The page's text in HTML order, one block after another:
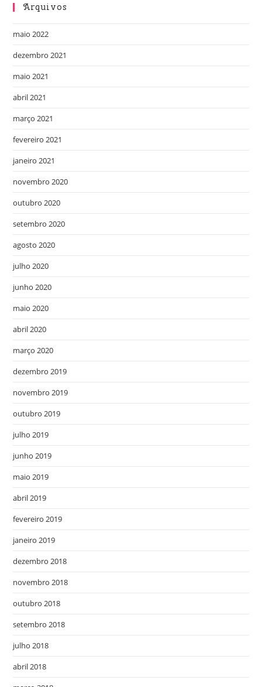
Arquivos
maio 2022
dezembro 2021
maio 2021
abril 2021
março 2021
fevereiro 2021
janeiro 2021
novembro 2020
outubro 2020
setembro 2020
agosto 2020
julho 2020
junho 2020
maio 2020
abril 2020
março 2020
dezembro 2019
novembro 2019
outubro 2019
julho 2019
junho 2019
maio 2019
abril 2019
fevereiro 2019
janeiro 2019
dezembro 2018
novembro 2018
outubro 2018
setembro 2018
julho 2018
abril 2018